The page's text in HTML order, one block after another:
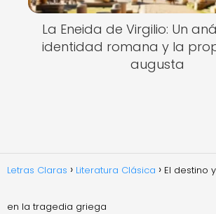
La Eneida de Virgilio: Un
identidad romana y la
augusta
Letras Claras Literatura Clásica El destino
en la tragedia griega